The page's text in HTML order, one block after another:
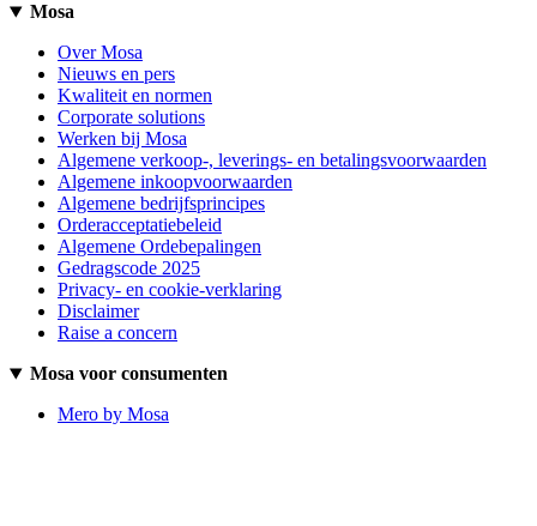
Mosa
Over Mosa
Nieuws en pers
Kwaliteit en normen
Corporate solutions
Werken bij Mosa
Algemene verkoop-, leverings- en betalingsvoorwaarden
Algemene inkoopvoorwaarden
Algemene bedrijfsprincipes
Orderacceptatiebeleid
Algemene Ordebepalingen
Gedragscode 2025
Privacy- en cookie-verklaring
Disclaimer
Raise a concern
Mosa voor consumenten
Mero by Mosa